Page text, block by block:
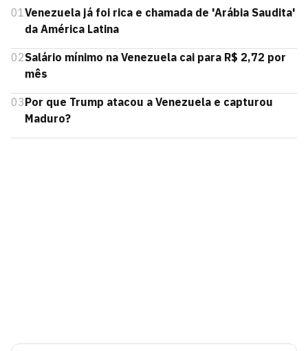
01Venezuela já foi rica e chamada de 'Arábia Saudita'
da América Latina
02Salário mínimo na Venezuela cai para R$ 2,72 por
mês
03Por que Trump atacou a Venezuela e capturou
Maduro?